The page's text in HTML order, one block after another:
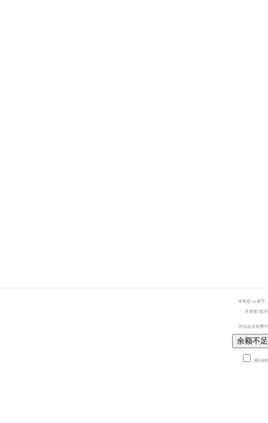
本章是vip章节
本章需7耽
作品会员免费中
余额不
遇到收